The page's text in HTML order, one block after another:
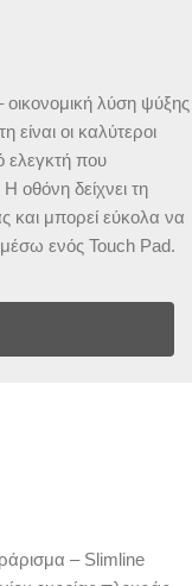
λύση ψύξης
είναι οι καλύτεροι
ελεγκτή που
οθόνη δείχνει τη
και μπορεί εύκολα να
μέσω ενός Touch Pad.
– Slimline